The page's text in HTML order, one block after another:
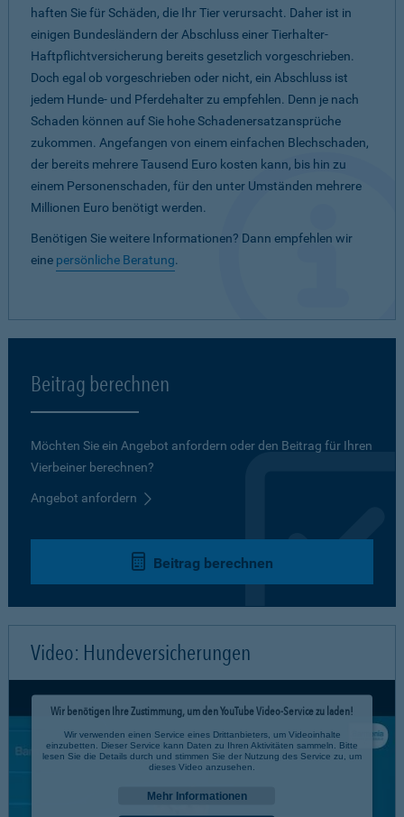
haften Sie für Schäden, die Ihr Tier verursacht. Daher ist in
einigen Bundesländern der Abschluss einer Tierhalter-
Haftpflichtversicherung bereits gesetzlich vorgeschrieben.
Doch egal ob vorgeschrieben oder nicht, ein Abschluss ist
jedem Hunde- und Pferdehalter zu empfehlen. Denn je nach
Schaden können auf Sie hohe Schadenersatzansprüche
zukommen. Angefangen von einem einfachen Blechschaden,
der bereits mehrere Tausend Euro kosten kann, bis hin zu
einem Personenschaden, für den unter Umständen mehrere
Millionen Euro benötigt werden.
Benötigen Sie weitere Informationen? Dann empfehlen wir
eine persönliche Beratung.
Beitrag berechnen
Möchten Sie ein Angebot anfordern oder den Beitrag für Ihren
Vierbeiner berechnen?
Angebot anfordern
Beitrag berechnen
Video: Hundeversicherungen
Wir benötigen Ihre Zustimmung, um den YouTube Video-Service zu laden!
Wir verwenden einen Service eines Drittanbieters, um Videoinhalte
einzubetten. Dieser Service kann Daten zu Ihren Aktivitäten sammeln. Bitte
lesen Sie die Details durch und stimmen Sie der Nutzung des Service zu, um
dieses Video anzusehen.
Mehr Informationen